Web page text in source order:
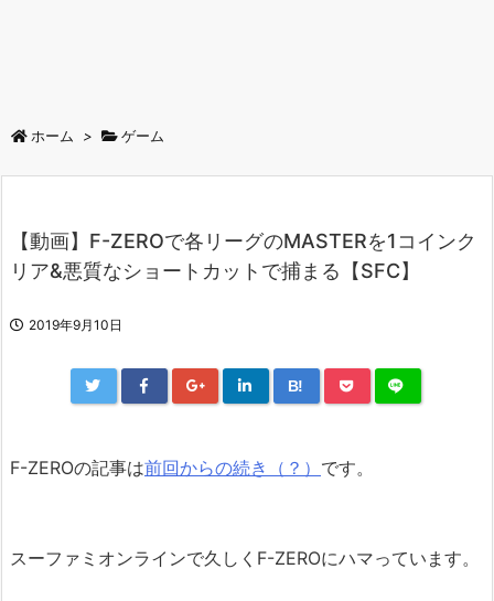
ホーム > ゲーム
【動画】F-ZEROで各リーグのMASTERを1コインク
リア&悪質なショートカットで捕まる【SFC】
2019年9月10日
B!
F-ZEROの記事は前回からの続き（？） です。
スーファミオンラインで久しくF-ZEROにハマっています。